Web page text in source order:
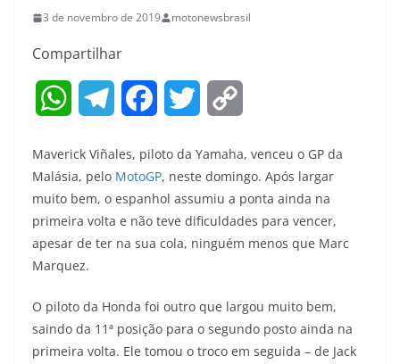
3 de novembro de 2019 motonewsbrasil
Compartilhar
W
a
t
s
A
p
p
l
e
g
a
m
c
e
b
o
k
t
t
r
p
y
L
n
k
Maverick Viñales, piloto da Yamaha, venceu o GP da
Malásia, pelo MotoGP, neste domingo. Após largar
muito bem, o espanhol assumiu a ponta ainda na
primeira volta e não teve dificuldades para vencer,
apesar de ter na sua cola, ninguém menos que Marc
Marquez.
O piloto da Honda foi outro que largou muito bem,
saindo da 11ª posição para o segundo posto ainda na
primeira volta. Ele tomou o troco em seguida – de Jack